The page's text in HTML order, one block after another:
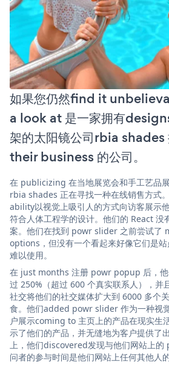
如果您仍然find it
a look at 是一家拥有
架的太阳镜公司rbia
their business 的公司。
在 publicizing 在当地展览会和手工艺品
rbia shades 正在寻找一种在线销售方式
ability以视觉上吸引人的方式向访客展示
符合人体工程学的设计。他们的 React 没
案。他们在找到 powr slider 之前尝试
options，但没有一个看起来好像它们是站
难以使用。
在 just months 注册 powr popup 后，他
过 250%（超过 600 个真实联系人），
社交将他们的社交媒体扩大到 6000 多个
食。他们added powr slider 作为一种视
户展示coming to 主页上的产品在现实生
示了他们的产品，并无缝地为客户提供了
上，他们discovered发现与他们网站上的
问者的参与时间是他们网站上任何其他人